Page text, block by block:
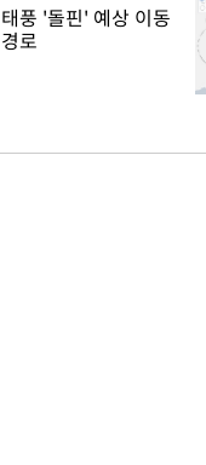
태풍 '돌핀' 예상 이동
경로